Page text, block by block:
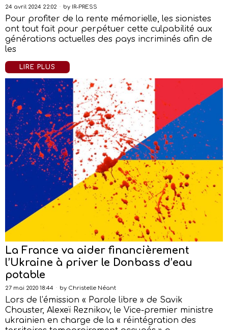
24 avril 2024 22:02 by IR-PRESS
Pour profiter de la rente mémorielle, les sionistes
ont tout fait pour perpétuer cette culpabilité aux
générations actuelles des pays incriminés afin de
les
LIRE PLUS
La France va aider financièrement
l’Ukraine à priver le Donbass d’eau
potable
27 mai 2020 18:44 by Christelle Néant
Lors de l’émission « Parole libre » de Savik
Chouster, Alexeï Reznikov, le Vice-premier ministre
ukrainien en charge de la « réintégration des